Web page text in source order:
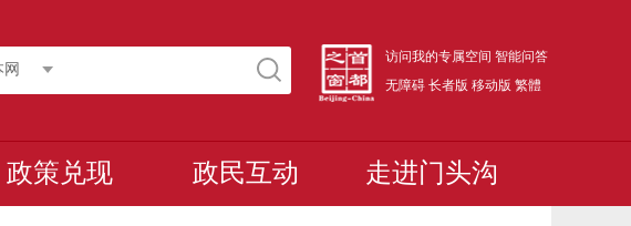
访问我的专属空间 智能问答
无障碍 长者版 移动版 繁體
政策兑现 政民互动 走进门头沟